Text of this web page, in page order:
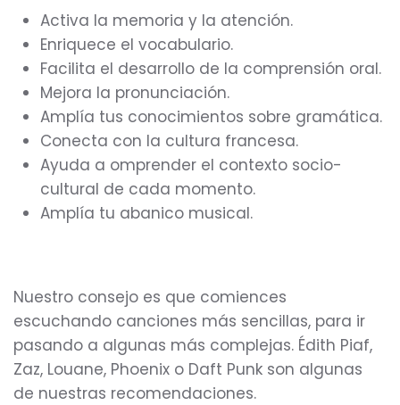
Activa la memoria y la atención.
Enriquece el vocabulario.
Facilita el desarrollo de la comprensión oral.
Mejora la pronunciación.
Amplía tus conocimientos sobre gramática.
Conecta con la cultura francesa.
Ayuda a omprender el contexto socio-
cultural de cada momento.
Amplía tu abanico musical.
Nuestro consejo es que comiences
escuchando canciones más sencillas, para ir
pasando a algunas más complejas. Édith Piaf,
Zaz, Louane, Phoenix o Daft Punk son algunas
de nuestras recomendaciones.